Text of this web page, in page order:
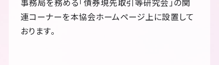
事務局を務める「債券現先取引等研究会」の関
連コーナーを本協会ホームページ上に設置して
おります。